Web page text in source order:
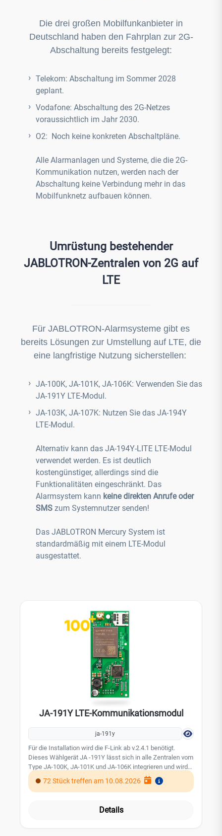
Die drei großen Mobilfunkanbieter in
Deutschland haben den Fahrplan zur 2G-
Abschaltung bereits festgelegt:
Telekom: Abschaltung im Sommer 2028
geplant.
Vodafone: Abschaltung des 2G-Netzes
voraussichtlich im Jahr 2030.
O2: Noch keine konkreten Abschaltpläne.
Alle Alarmanlagen und Systeme, die die 2G-
Kommunikation nutzen, werden nach der
Abschaltung keine Verbindung mehr in das
Mobilfunknetz aufbauen können.
Umrüstung bestehender
JABLOTRON-Zentralen von 2G auf
LTE
Für JABLOTRON-Alarmsysteme gibt es
bereits Lösungen zur Umstellung auf LTE, die
eine langfristige Nutzung sicherstellen:
JA-100K, JA-101K, JA-106K: Verwenden Sie das
JA-191Y LTE-Modul.
JA-103K, JA-107K: Nutzen Sie das JA-194Y
LTE-Modul.
Alternativ kann das JA-194Y-LITE LTE-Modul
verwendet werden. Es ist deutlich
kostengünstiger, allerdings sind die
Funktionalitäten eingeschränkt. Das
Alarmsystem kann keine direkten Anrufe oder
SMS zum Systemnutzer senden!
Das JABLOTRON Mercury System ist
standardmäßig mit einem LTE-Modul
ausgestattet.
JA-191Y LTE-Kommunikationsmodul
ja-191y
Für die Installation wird die F-Link ab v.2.4.1 benötigt.
Dieses Wählgerät JA -191Y lässt sich in alle Zentralen vom
Type JA-100K, JA-101K und JA-106K integrieren und wird
auf den vorhandenen Port für den PST / Festnetzanschluss
der Zentrale angeschlossen. Für die Installation wird die F-
Link ab v.2.4.1 ( 1. September 2021) benötigt. Bitte folgen
Benutzerhandbuch / Bedienungsanleitung. Mit diesem LTE
72 Stück treffen am 10.08.2026
Details